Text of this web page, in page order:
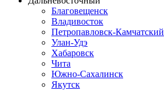
Благовещенск
Владивосток
Петропавловск-Камчатский
Улан-Удэ
Хабаровск
Чита
Южно-Сахалинск
Якутск